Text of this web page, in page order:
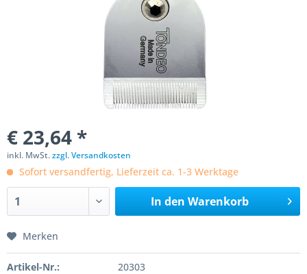
€ 23,64 *
inkl. MwSt.zzgl. Versandkosten
Sofort versandfertig, Lieferzeit ca. 1-3 Werktage
In den Warenkorb
Merken
Artikel-Nr.: 20303